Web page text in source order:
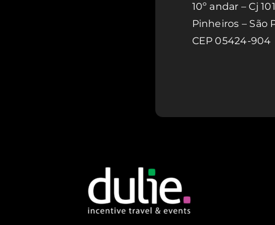
10º andar – Cj 101
Pinheiros – São
CEP 05424-904